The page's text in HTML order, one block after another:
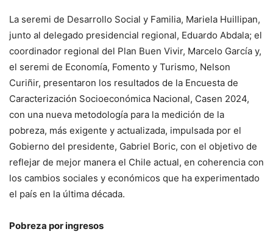
La seremi de Desarrollo Social y Familia, Mariela Huillipan,
junto al delegado presidencial regional, Eduardo Abdala; el
coordinador regional del Plan Buen Vivir, Marcelo García y,
el seremi de Economía, Fomento y Turismo, Nelson
Curiñir, presentaron los resultados de la Encuesta de
Caracterización Socioeconómica Nacional, Casen 2024,
con una nueva metodología para la medición de la
pobreza, más exigente y actualizada, impulsada por el
Gobierno del presidente, Gabriel Boric, con el objetivo de
reflejar de mejor manera el Chile actual, en coherencia con
los cambios sociales y económicos que ha experimentado
el país en la última década.
Pobreza por ingresos